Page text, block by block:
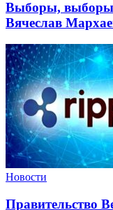
Выборы,
Вячеслав
Новости
Правительство